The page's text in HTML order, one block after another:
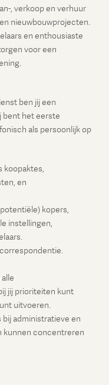
, verkoop en verhuur
nieuwbouwprojecten.
en enthousiaste
voor een
ben jij een
bent het eerste
als persoonlijk op
koopaktes,
en
kopers,
instellingen,
jij prioriteiten kunt
uitvoeren.
bij administratieve en
kunnen concentreren